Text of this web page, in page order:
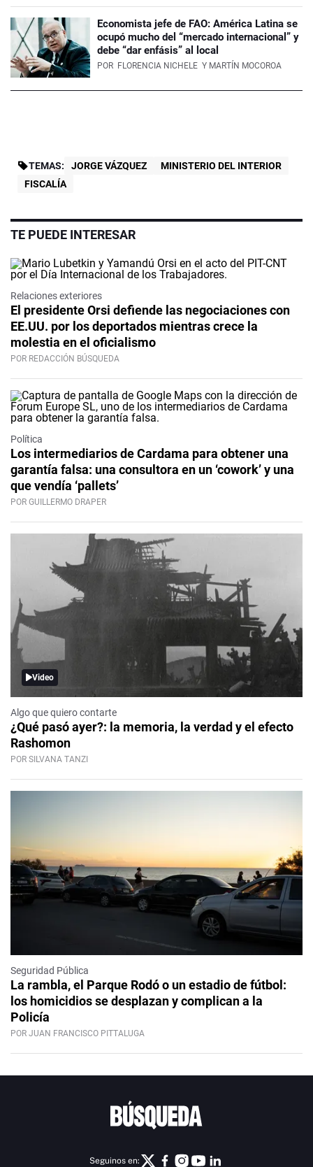
Economista jefe de FAO: América Latina se
ocupó mucho del “mercado internacional” y
debe “dar enfásis” al local
POR FLORENCIA NICHELE Y MARTÍN MOCOROA
TEMAS: JORGE VÁZQUEZ
MINISTERIO DEL INTERIOR
FISCALÍA
TE PUEDE INTERESAR
Relaciones exteriores
El presidente Orsi defiende las negociaciones con
EE.UU. por los deportados mientras crece la
molestia en el oficialismo
POR REDACCIÓN BÚSQUEDA
Política
Los intermediarios de Cardama para obtener una
garantía falsa: una consultora en un ‘cowork’ y una
que vendía ‘pallets’
POR GUILLERMO DRAPER
Video
Algo que quiero contarte
¿Qué pasó ayer?: la memoria, la verdad y el efecto
Rashomon
POR SILVANA TANZI
Seguridad Pública
La rambla, el Parque Rodó o un estadio de fútbol:
los homicidios se desplazan y complican a la
Policía
POR JUAN FRANCISCO PITTALUGA
Seguinos en: